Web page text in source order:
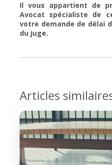
Il vous appartient de
Avocat spécialiste de
votre demande de délai
du juge.
Articles